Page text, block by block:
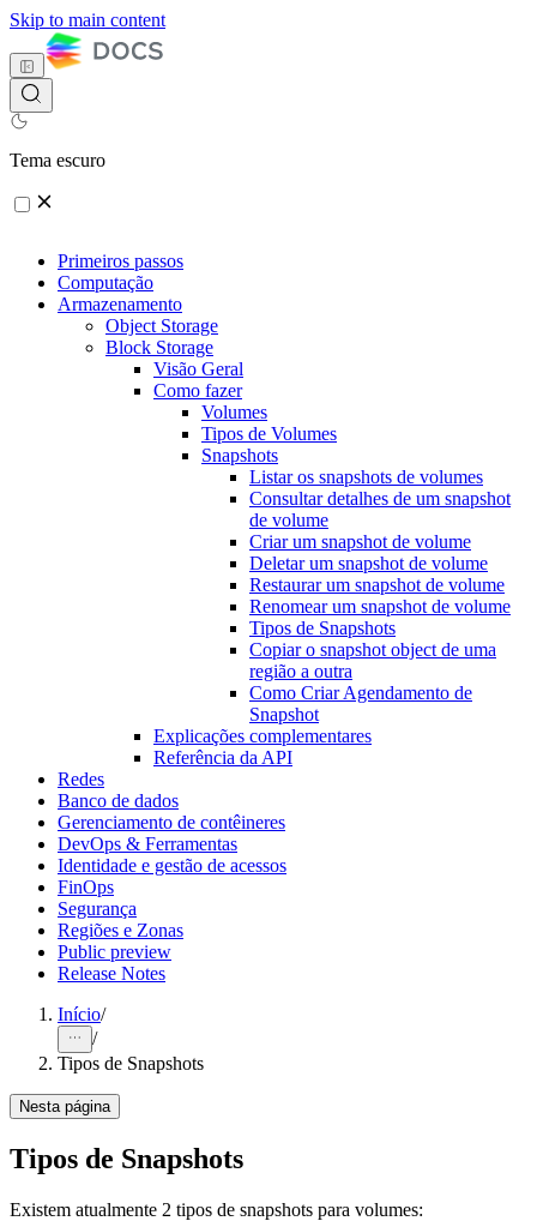
Skip to main content
Tema escuro
Primeiros passos
Computação
Armazenamento
Object Storage
Block Storage
Visão Geral
Como fazer
Volumes
Tipos de Volumes
Snapshots
Listar os snapshots de volumes
Consultar detalhes de um snapshot
de volume
Criar um snapshot de volume
Deletar um snapshot de volume
Restaurar um snapshot de volume
Renomear um snapshot de volume
Tipos de Snapshots
Copiar o snapshot object de uma
região a outra
Como Criar Agendamento de
Snapshot
Explicações complementares
Referência da API
Redes
Banco de dados
Gerenciamento de contêineres
DevOps & Ferramentas
Identidade e gestão de acessos
FinOps
Segurança
Regiões e Zonas
Public preview
Release Notes
Início/
/
Tipos de Snapshots
Nesta página
Tipos de Snapshots
Existem atualmente 2 tipos de snapshots para volumes: